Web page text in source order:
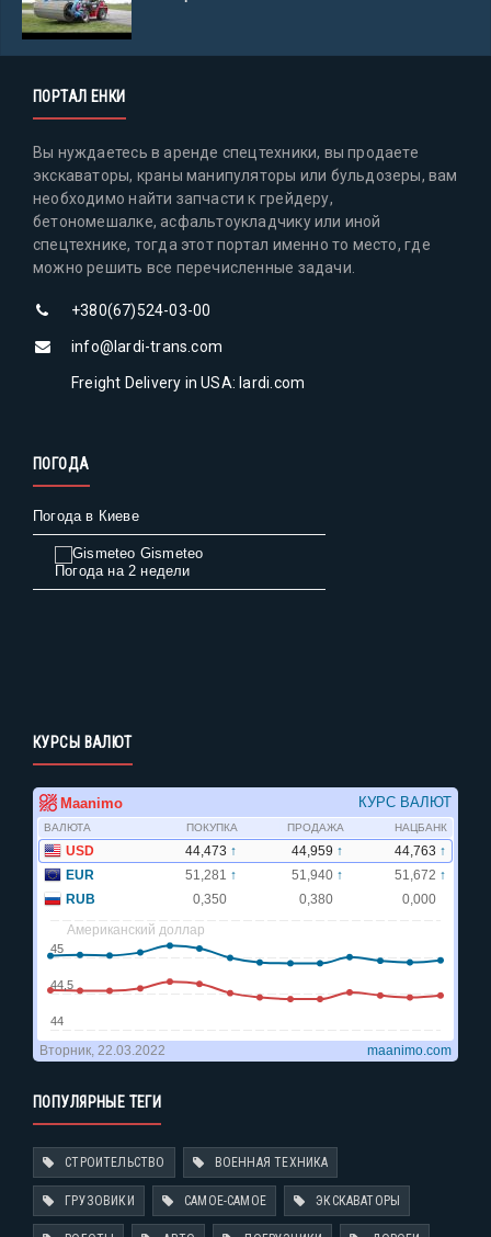
ПОРТАЛ ЕНКИ
Вы нуждаетесь в аренде спецтехники, вы продаете
экскаваторы, краны манипуляторы или бульдозеры, вам
необходимо найти запчасти к грейдеру,
бетономешалке, асфальтоукладчику или иной
спецтехнике, тогда этот портал именно то место, где
можно решить все перечисленные задачи.
+380(67)524-03-00
info@lardi-trans.com
Freight Delivery in USA: lardi.com
ПОГОДА
Погода в Киеве
Gismeteo
Погода на 2 недели
КУРСЫ ВАЛЮТ
ПОПУЛЯРНЫЕ ТЕГИ
СТРОИТЕЛЬСТВО ВОЕННАЯ ТЕХНИКА
ГРУЗОВИКИ САМОЕ-САМОЕ ЭКСКАВАТОРЫ